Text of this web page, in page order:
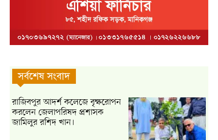
সর্বশেষ সংবাদ
রাজিবপুর আদর্শ কলেজে বৃক্ষরোপন
করলেন জেলাপরিষদ প্রশাসক
জামিলুর রশিদ খান।